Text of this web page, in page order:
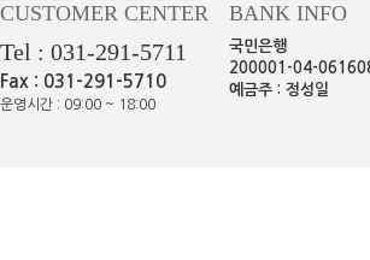
CUSTOMER CENTER
Tel : 031-291-5711
Fax : 031-291-5710
운영시간 : 09:00 ~ 18:00
BANK INFO
국민은행
200001-04-
예금주 : 정성일